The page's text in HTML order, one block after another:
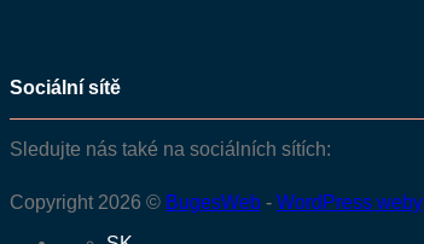
Sociální sítě
Sledujte nás také na sociálních sítích:
Copyright 2026 © BugesWeb - WordPress weby